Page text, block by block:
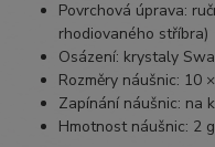
Povrchová úprava:
rhodiovaného stříbra)
Osázení: krystaly
Rozměry náušnic: 10
Zapínání náušnic: na
Hmotnost náušnic: 2 g